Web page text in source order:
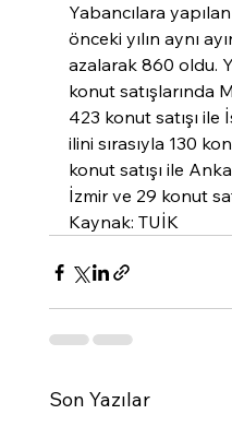
Yabancılara
önceki yılın aynı
azalarak 860 oldu.
konut satışlarında
423 konut satışı
ilini sırasıyla 130
konut satışı ile
İzmir ve 29 konut
Kaynak: TUİK
Son Yazılar